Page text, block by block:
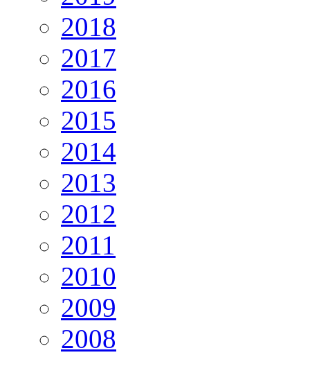
2018
2017
2016
2015
2014
2013
2012
2011
2010
2009
2008